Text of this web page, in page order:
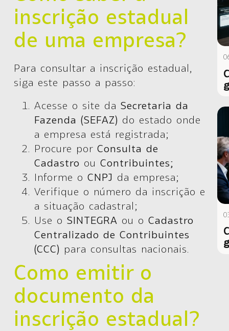
inscrição estadual
de uma empresa?
Para consultar a inscrição estadual,
siga este passo a passo:
Acesse o site da Secretaria da
Fazenda (SEFAZ) do estado onde
a empresa está registrada;
Procure por Consulta de
Cadastro ou Contribuintes;
Informe o CNPJ da empresa;
Verifique o número da inscrição e
a situação cadastral;
Use o SINTEGRA ou o Cadastro
Centralizado de Contribuintes
(CCC) para consultas nacionais.
Como emitir o
documento da
inscrição estadual?